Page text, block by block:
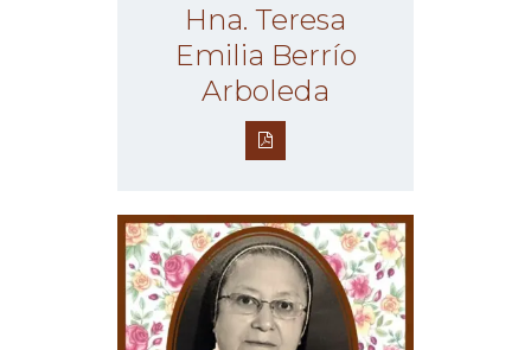
Hna. Teresa
Emilia Berrío
Arboleda